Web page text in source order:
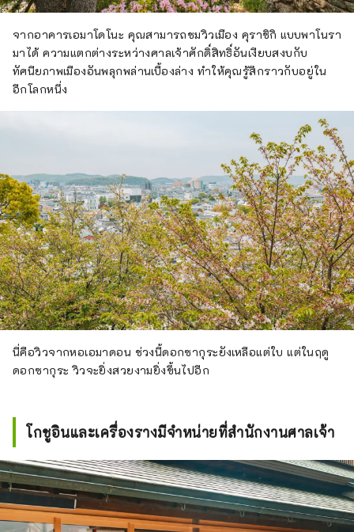
จากอาคารเอมาโดโนะ คุณสามารถชมวิวเมือง คุราชิกิ แบบพาโนรา
มาได้ ความแตกต่างระหว่างศาลเจ้าศักดิ์สิทธิ์อันเงียบสงบกับ
ทัศนียภาพเมืองอันพลุกพล่านเบื้องล่าง ทำให้คุณรู้สึกราวกับอยู่ใน
อีกโลกหนึ่ง
นี่คือวิวจากหอเอมาดอน ช่วงนี้ดอกซากุระยังเหลือแต่ใบ แต่ในฤดู
ดอกซากุระ วิวจะยิ่งสวยงามยิ่งขึ้นไปอีก
โกชูอินและเครื่องรางมีจำหน่ายที่สำนักงานศาลเจ้า